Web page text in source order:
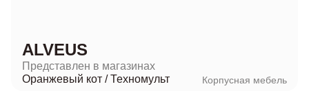
ALVEUS
Представлен в магазинах
Оранжевый кот /Техномульт Корпусная мебель